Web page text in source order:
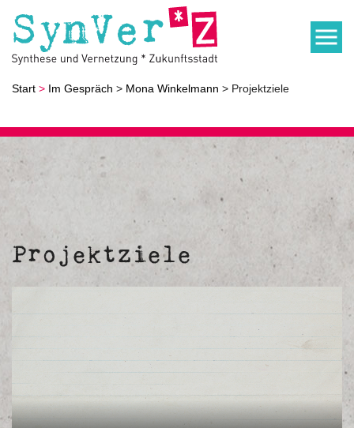
Start > Im Gespräch > Mona Winkelmann > Projektziele
Projektziele